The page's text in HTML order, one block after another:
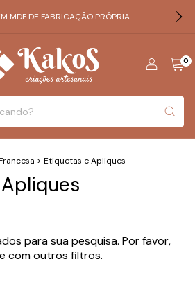
MDF DE FABRICAÇÃO PRÓPRIA
0
> Etiquetas e Apliques
para sua pesquisa. Por favor,
com outros filtros.